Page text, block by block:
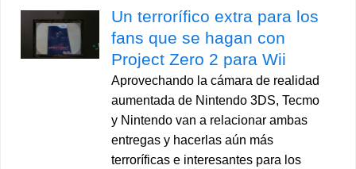
Un terrorífico extra para los
fans que se hagan con
Project Zero 2 para Wii
Aprovechando la cámara de realidad
aumentada de Nintendo 3DS, Tecmo
y Nintendo van a relacionar ambas
entregas y hacerlas aún más
terroríficas e interesantes para los